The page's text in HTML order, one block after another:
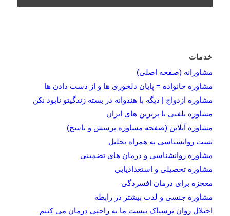
خدمات
مشاورانه (صفحه اصلی)
مشاوره خانواده = پایان دلخوری ها و از دست دادن ها
مشاوره ازدواج | دیگه با هندوانه در بسته زندگیتو نابود نکن
مشاوره تلفنی با برترین های ایران
مشاوره آنلاین (صفحه مشاوره پرسش و پاسخ)
تست روانشناسی به همراه تحلیل
مشاوره روانشناسی و درمان های تضمینی
مشاوره تحصیلی و استعدادیابی
معجزه برای درمان افسردگی
مشاوره جنسی و لذت بیشتر در رابطه
اختلال روان ترسناک نیست ما به راحتی درمان می کنیم